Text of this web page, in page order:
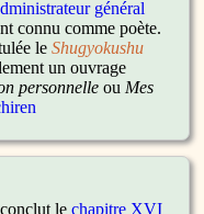
général
connu comme poète.
leShugyokushu
un ouvrage
personnelle ou Mes
lechapitre XVI